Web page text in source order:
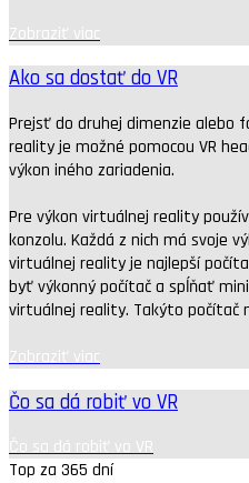
Zobraziť viac
Ako sa dostať do VR
Prejsť do druhej dimenzie alebo
reality je možné pomocou VR
výkon iného zariadenia.
Pre výkon virtuálnej reality
konzolu. Každá z nich má svoje
virtuálnej reality je najlepší
byť výkonný počítač a spĺňať
virtuálnej reality. Takýto počítač
Zobraziť viac
Čo sa dá robiť vo VR
Čo sa dá robiť vo VR
Top za 365 dní